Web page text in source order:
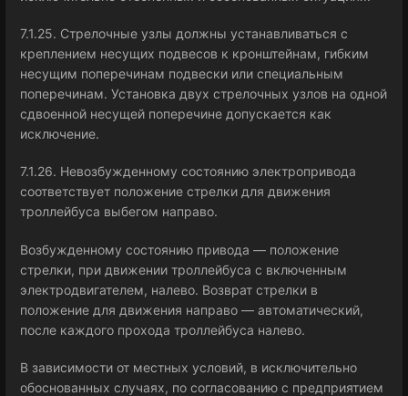
7.1.25. Стрелочные узлы должны устанавливаться с
креплением несущих подвесов к кронштейнам, гибким
несущим поперечинам подвески или специальным
поперечинам. Установка двух стрелочных узлов на одной
сдвоенной несущей поперечине допускается как
исключение.
7.1.26. Невозбужденному состоянию электропривода
соответствует положение стрелки для движения
троллейбуса выбегом направо.
Возбужденному состоянию привода — положение
стрелки, при движении троллейбуса с включенным
электродвигателем, налево. Возврат стрелки в
положение для движения направо — автоматический,
после каждого прохода троллейбуса налево.
В зависимости от местных условий, в исключительно
обоснованных случаях, по согласованию с предприятием